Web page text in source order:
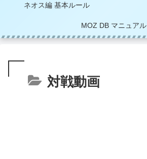
ネオス編 基本ルール
MOZ DB マニュアル
対戦動画